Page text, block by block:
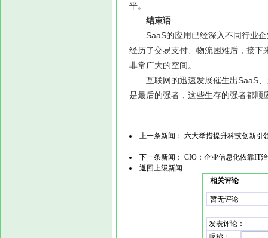
平。
结束语
SaaS的应用已经深入不同行业企
经历了交易支付、物流困难后，接下
非常广大的空间。
互联网的迅速发展催生出SaaS、
是最后的强者，这些生存的强者都顺
上一条新闻： 六大举措提升科技创新引
下一条新闻： CIO：企业信息化依靠IT
返回上级新闻
相关评论
暂无评论
发表评论 ：